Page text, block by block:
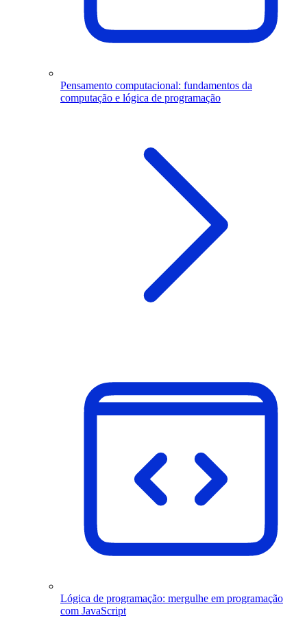
Pensamento computacional: fundamentos da
computação e lógica de programação
Lógica de programação: mergulhe em programação
com JavaScript